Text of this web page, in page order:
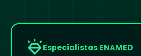
Especialistas ENAMED